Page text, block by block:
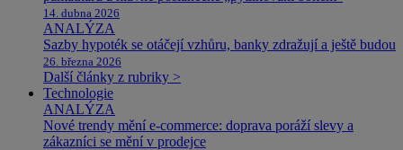
14. dubna 2026
ANALÝZA
Sazby hypoték se otáčejí vzhůru, banky zdražují a ještě budou
26. března 2026
Další články z rubriky >
Technologie
ANALÝZA
Nové trendy mění e-commerce: doprava poráží slevy a
zákazníci se mění v prodejce